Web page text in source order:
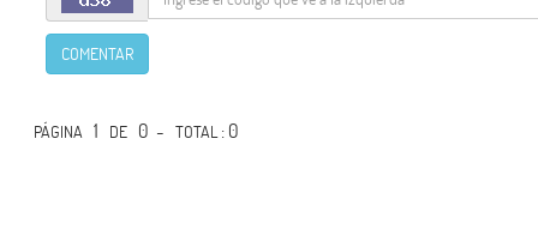
COMENTAR
PÁGINA 1 DE 0 -TOTAL: 0